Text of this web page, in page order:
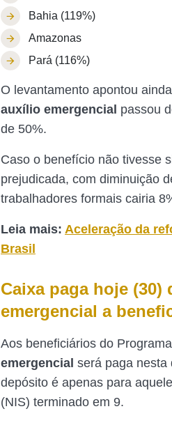
Bahia (119%)
Amazonas
Pará (116%)
O levantamento apontou
auxílio emergencial passou
de 50%.
Caso o benefício não tivesse
prejudicada, com diminuição
trabalhadores formais cairia
Leia mais: Aceleração da
Brasil
Caixa paga hoje
emergencial a
Aos beneficiários do
emergencial será paga nesta
depósito é apenas para
(NIS) terminado em 9.